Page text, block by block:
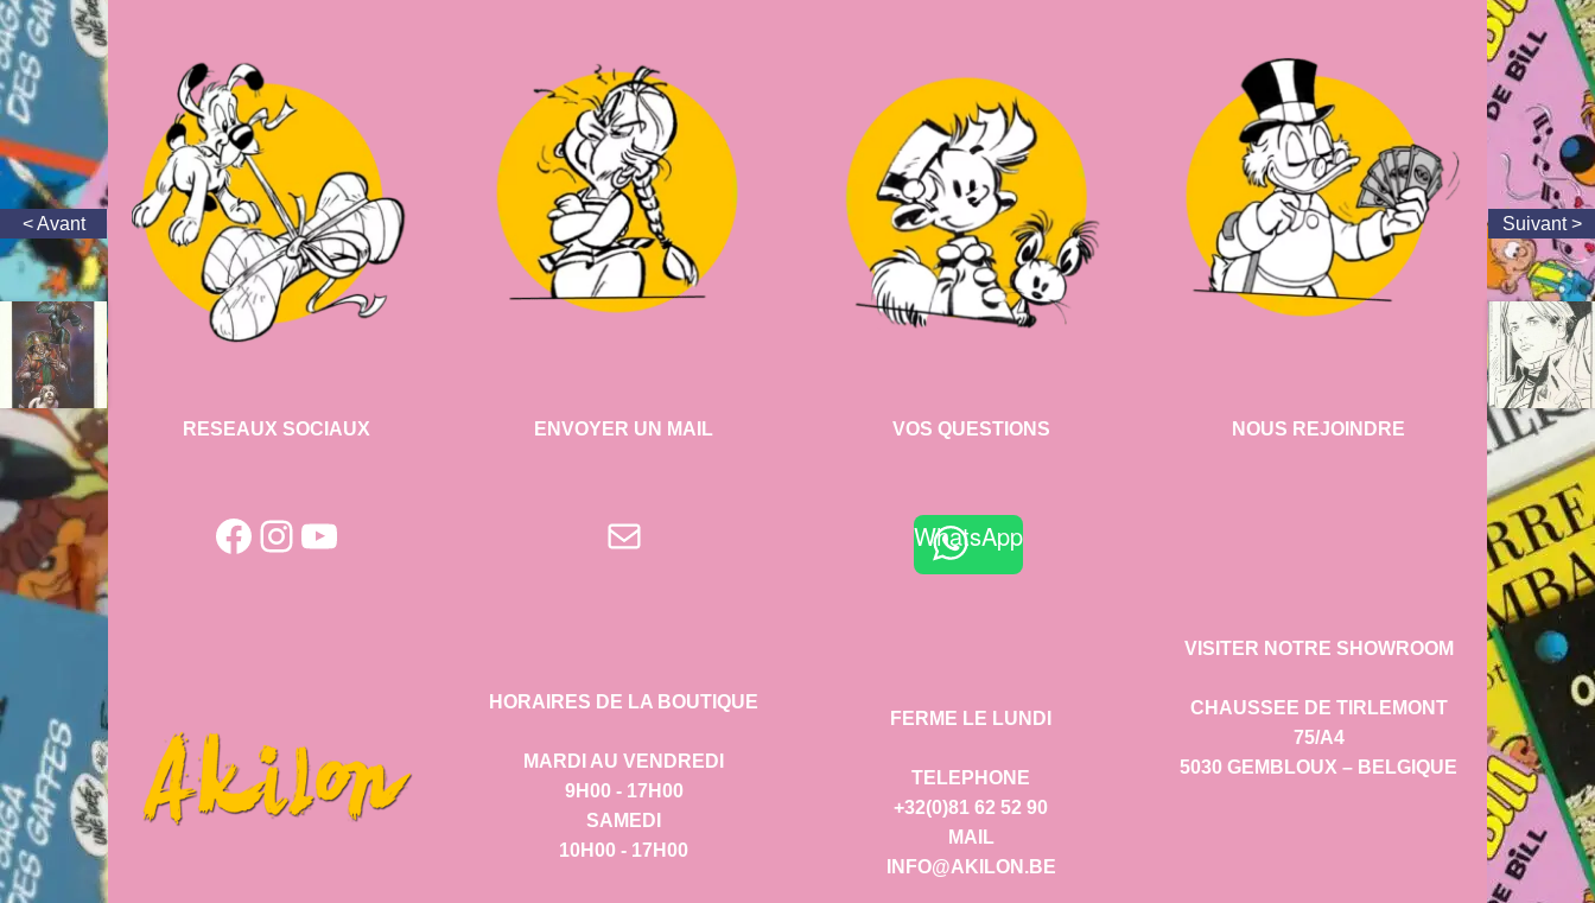
RESEAUX SOCIAUX
Facebook
Instagram
YouTube
ENVOYER UN MAIL
E-mail
HORAIRES DE LA BOUTIQUE
MARDI AU VENDREDI
9H00 - 17H00
SAMEDI
10H00 - 17H00
VOS QUESTIONS
WhatsApp
FERME LE LUNDI
TELEPHONE
+32(0)81 62 52 90
MAIL
INFO@AKILON.BE
NOUS REJOINDRE
VISITER NOTRE SHOWROOM
CHAUSSEE DE TIRLEMONT
75/A4
5030 GEMBLOUX – BELGIQUE